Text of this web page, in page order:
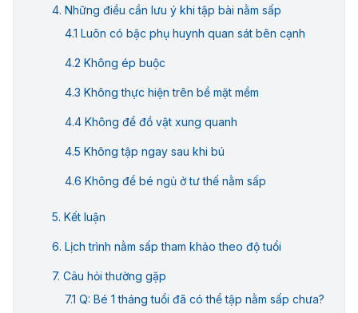
Những điều cần lưu ý khi tập bài nằm sấp
Luôn có bậc phụ huynh quan sát bên cạnh
Không ép buộc
Không thực hiện trên bề mặt mềm
Không để đồ vật xung quanh
Không tập ngay sau khi bú
Không để bé ngủ ở tư thế nằm sấp
Kết luận
Lịch trình nằm sấp tham khảo theo độ tuổi
Câu hỏi thường gặp
Q: Bé 1 tháng tuổi đã có thể tập nằm sấp chưa?